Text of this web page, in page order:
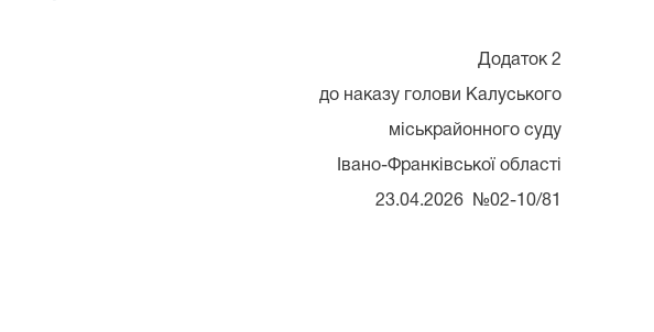
Додаток 2
до наказу голови Калуського
міськрайонного суду
Івано-Франківської області
23.04.2026 №02-10/81